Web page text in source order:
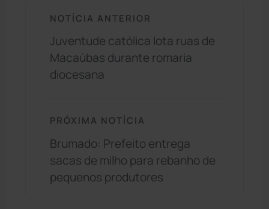
NOTÍCIA ANTERIOR
Juventude católica lota ruas de
Macaúbas durante romaria
diocesana
PRÓXIMA NOTÍCIA
Brumado: Prefeito entrega
sacas de milho para rebanho de
pequenos produtores